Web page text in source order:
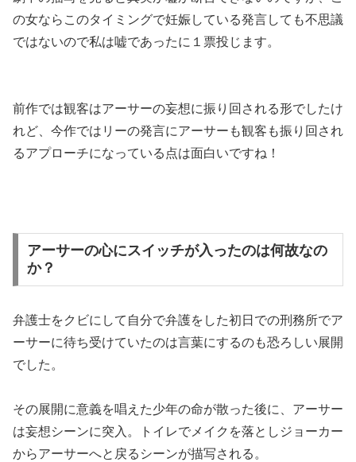
の女ならこのタイミングで妊娠している発言しても不思議
ではないので私は嘘であったに１票投じます。
前作では観客はアーサーの妄想に振り回される形でしたけ
れど、今作ではリーの発言にアーサーも観客も振り回され
るアプローチになっている点は面白いですね！
アーサーの心にスイッチが入ったのは何故なの
か？
弁護士をクビにして自分で弁護をした初日での刑務所でア
ーサーに待ち受けていたのは言葉にするのも恐ろしい展開
でした。
その展開に意義を唱えた少年の命が散った後に、アーサー
は妄想シーンに突入。トイレでメイクを落としジョーカー
からアーサーへと戻るシーンが描写される。